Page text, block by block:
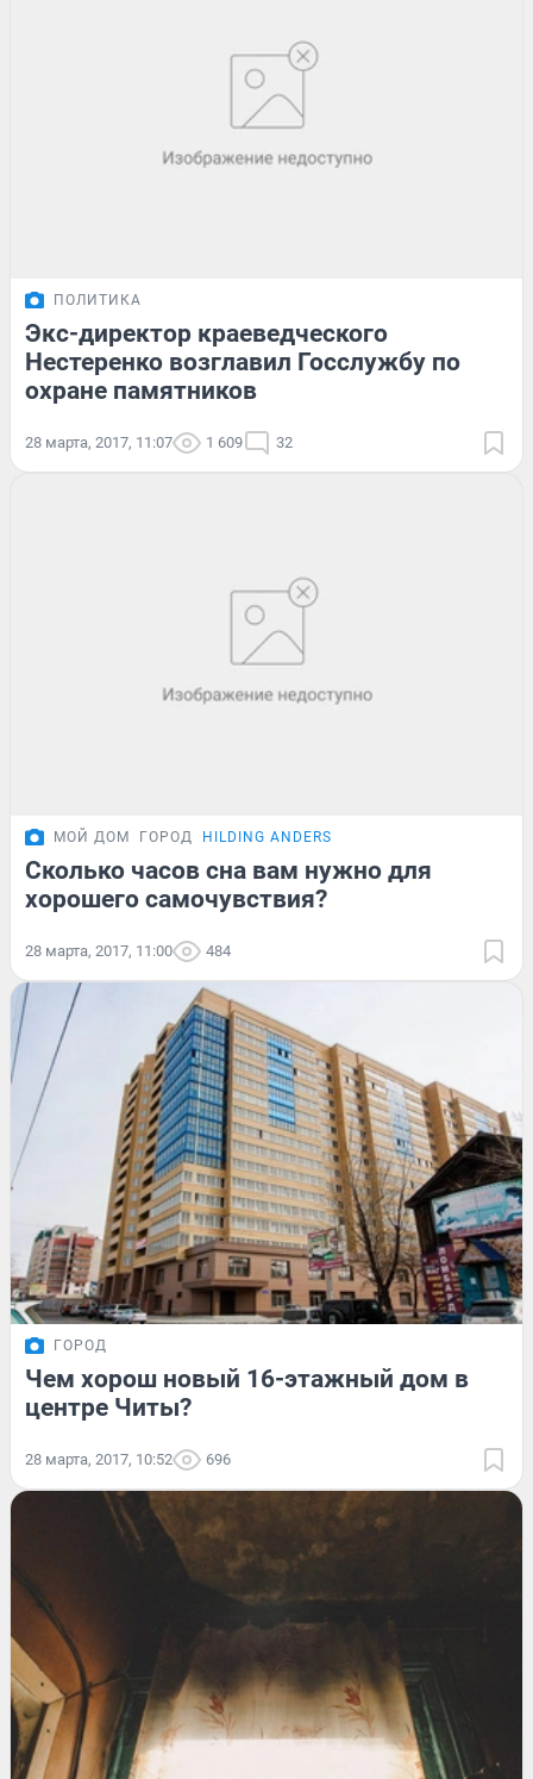
ПОЛИТИКА
Экс-директор краеведческого
Нестеренко возглавил Госслужбу по
охране памятников
28 марта, 2017, 11:07 1 609 32
МОЙ ДОМ ГОРОД HILDING ANDERS
Сколько часов сна вам нужно для
хорошего самочувствия?
28 марта, 2017, 11:00 484
ГОРОД
Чем хорош новый 16-этажный дом в
центре Читы?
28 марта, 2017, 10:52 696